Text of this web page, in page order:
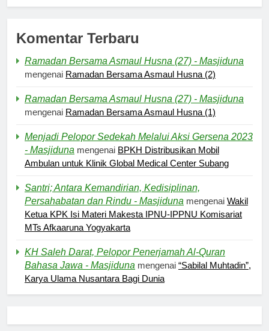
Komentar Terbaru
Ramadan Bersama Asmaul Husna (27) - Masjiduna
mengenai Ramadan Bersama Asmaul Husna (2)
Ramadan Bersama Asmaul Husna (27) - Masjiduna
mengenai Ramadan Bersama Asmaul Husna (1)
Menjadi Pelopor Sedekah Melalui Aksi Gersena 2023
- Masjiduna mengenai BPKH Distribusikan Mobil
Ambulan untuk Klinik Global Medical Center Subang
Santri; Antara Kemandirian, Kedisiplinan,
Persahabatan dan Rindu - Masjiduna mengenai Wakil
Ketua KPK Isi Materi Makesta IPNU-IPPNU Komisariat
MTs Afkaaruna Yogyakarta
KH Saleh Darat, Pelopor Penerjamah Al-Quran
Bahasa Jawa - Masjiduna mengenai “Sabilal Muhtadin”,
Karya Ulama Nusantara Bagi Dunia
5
Akar Ketundukan
HEADLINE
Kebutuhan versus Keinginan